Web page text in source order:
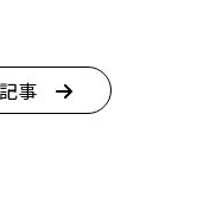
事